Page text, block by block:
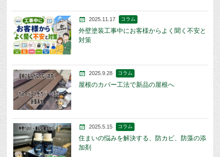
2025.11.17 コラム
外壁塗装工事中にお客様からよく聞く不安と
対策
2025.9.28 コラム
屋根のカバー工法で新品の屋根へ
2025.5.15 コラム
住まいの悩みを解決する、防カビ、防藻の添
加剤